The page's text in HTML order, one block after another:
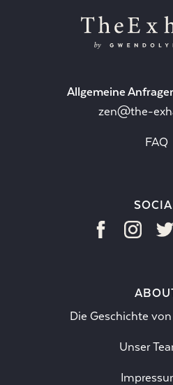
Allgemeine
zen@the-
FAQ
Die Geschichte
Unser